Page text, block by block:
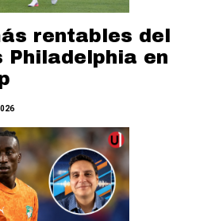
rentables del
Philadelphia en